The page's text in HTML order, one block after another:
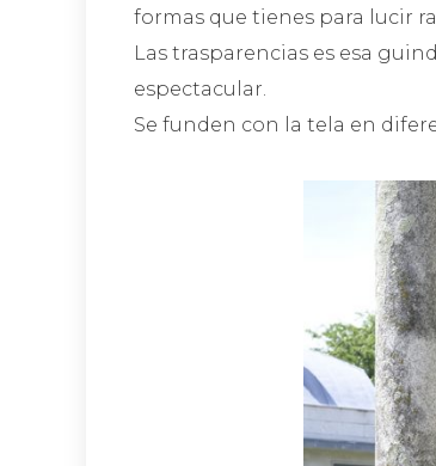
formas que tienes para lucir
Las trasparencias es esa
espectacular.
Se funden con la tela en